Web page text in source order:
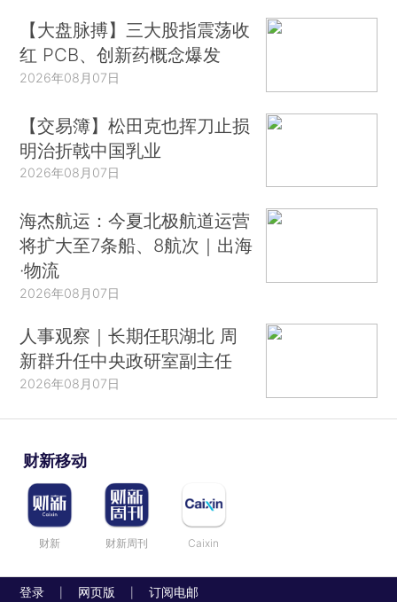
【大盘脉搏】三大股指震荡收
红 PCB、创新药概念爆发
2026年08月07日
【交易簿】松田克也挥刀止损
明治折戟中国乳业
2026年08月07日
海杰航运：今夏北极航道运营
将扩大至7条船、8航次｜出海
·物流
2026年08月07日
人事观察｜长期任职湖北 周
新群升任中央政研室副主任
2026年08月07日
财新移动
财新 财新周刊 Caixin
登录 网页版 订阅电邮